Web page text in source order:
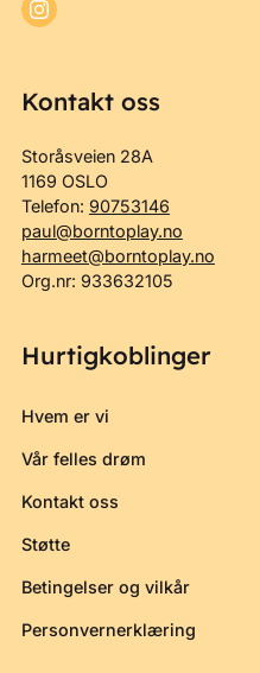
Kontakt oss
Storåsveien 28A
1169 OSLO
Telefon: 90753146
paul@borntoplay.no
harmeet@borntoplay.no
Org.nr: 933632105
Hurtigkoblinger
Hvem er vi
Vår felles drøm
Kontakt oss
Støtte
Betingelser og vilkår
Personvernerklæring